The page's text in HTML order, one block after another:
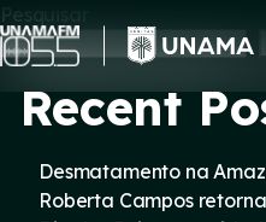
Skip
to
content
Pesquisar
Recent
Desmatamento na
Roberta Campos